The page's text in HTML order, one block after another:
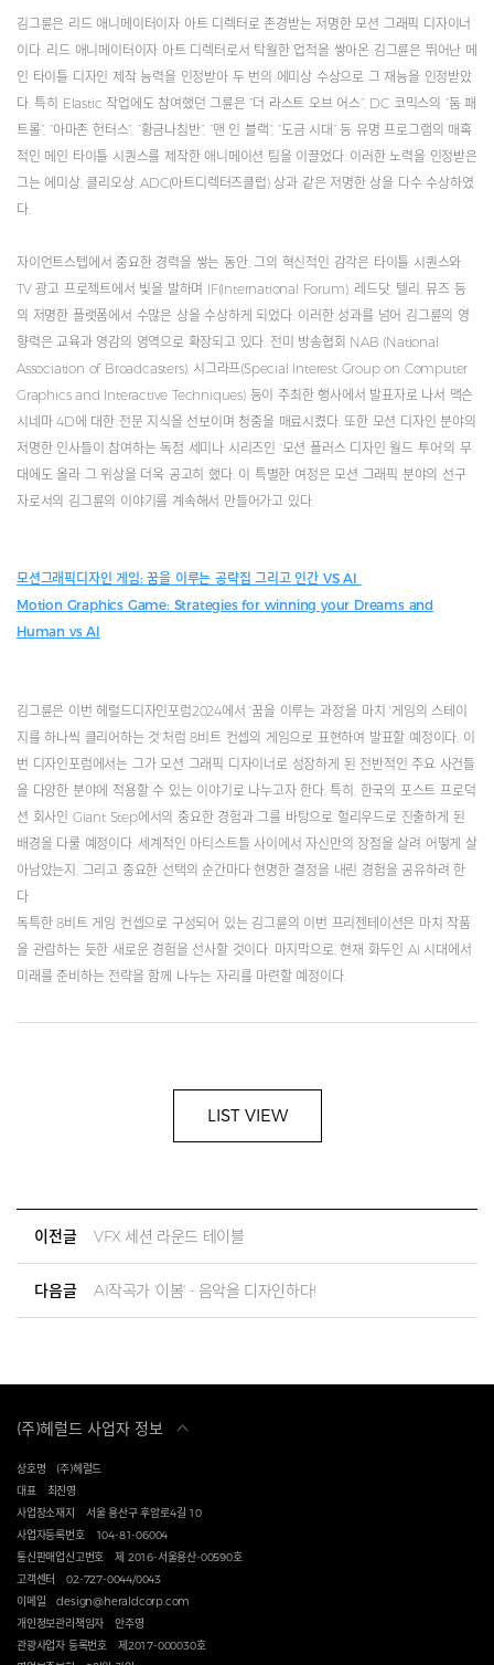
김그륜은 리드 애니메이터이자 아트 디렉터로 존경받는 저명한 모션 그래픽 디자이너
이다. 리드 애니메이터이자 아트 디렉터로서 탁월한 업적을 쌓아온 김그륜은 뛰어난 메
인 타이틀 디자인 제작 능력을 인정받아 두 번의 에미상 수상으로 그 재능을 인정받았
다. 특히 Elastic 작업에도 참여했던 그륜은 “더 라스트 오브 어스”, DC 코믹스의 “둠 패
트롤”, “아마존 헌터스”, “황금나침반”, “맨 인 블랙”, “도금 시대” 등 유명 프로그램의 매혹
적인 메인 타이틀 시퀀스를 제작한 애니메이션 팀을 이끌었다. 이러한 노력을 인정받은
그는 에미상, 클리오상, ADC(아트디렉터즈클럽) 상과 같은 저명한 상을 다수 수상하였
다.
자이언트스텝에서 중요한 경력을 쌓는 동안, 그의 혁신적인 감각은 타이틀 시퀀스와
TV 광고 프로젝트에서 빛을 발하며 IF(International Forum), 레드닷, 텔리, 뮤즈 등
의 저명한 플랫폼에서 수많은 상을 수상하게 되었다. 이러한 성과를 넘어 김그륜의 영
향력은 교육과 영감의 영역으로 확장되고 있다. 전미 방송협회 NAB (National
Association of Broadcasters), 시그라프(Special Interest Group on Computer
Graphics and Interactive Techniques) 등이 주최한 행사에서 발표자로 나서 맥슨
시네마 4D에 대한 전문 지식을 선보이며 청중을 매료시켰다. 또한 모션 디자인 분야의
저명한 인사들이 참여하는 독점 세미나 시리즈인 '모션 플러스 디자인 월드 투어'의 무
대에도 올라 그 위상을 더욱 공고히 했다. 이 특별한 여정은 모션 그래픽 분야의 선구
자로서의 김그륜의 이야기를 계속해서 만들어가고 있다.
모션그래픽디자인 게임: 꿈을 이루는 공략집 그리고 인간 VS AI
Motion Graphics Game: Strategies for winning your Dreams and
Human vs AI
김그륜은 이번 헤럴드디자인포럼2024에서 '꿈을 이루는 과정'을 마치 '게임의 스테이
지를 하나씩 클리어하는 것'처럼 8비트 컨셉의 게임으로 표현하여 발표할 예정이다. 이
번 디자인포럼에서는 그가 모션 그래픽 디자이너로 성장하게 된 전반적인 주요 사건들
을 다양한 분야에 적용할 수 있는 이야기로 나누고자 한다. 특히, 한국의 포스트 프로덕
션 회사인 Giant Step에서의 중요한 경험과 그를 바탕으로 헐리우드로 진출하게 된
배경을 다룰 예정이다. 세계적인 아티스트들 사이에서 자신만의 장점을 살려 어떻게 살
아남았는지, 그리고 중요한 선택의 순간마다 현명한 결정을 내린 경험을 공유하려 한
다.
독특한 8비트 게임 컨셉으로 구성되어 있는 김그륜의 이번 프리젠테이션은 마치 작품
을 관람하는 듯한 새로운 경험을 선사할 것이다. 마지막으로, 현재 화두인 AI 시대에서
미래를 준비하는 전략을 함께 나누는 자리를 마련할 예정이다.
LIST VIEW
이전글 VFX 세션 라운드 테이블
다음글 AI작곡가 '이봄' - 음악을 디자인하다!
(주)헤럴드 사업자 정보
상호명
(주)헤럴드
대표
최진영
사업장소재지
서울 용산구 후암로4길 10
사업자등록번호
104-81-06004
통신판매업신고번호
제 2016-서울용산-00590호
고객센터
02-727-0044/0043
이메일
design@heraldcorp.com
개인정보관리책임자
안주영
관광사업자 등록번호
제2017-000030호